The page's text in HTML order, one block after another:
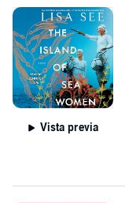
Vista previa